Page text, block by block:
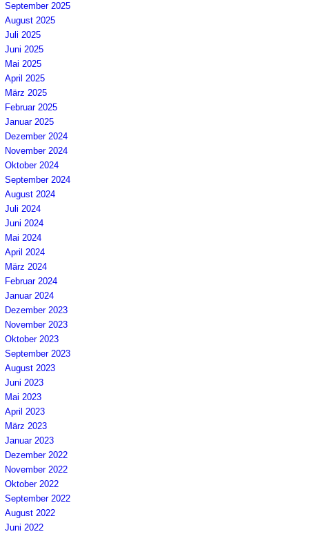
September 2025
August 2025
Juli 2025
Juni 2025
Mai 2025
April 2025
März 2025
Februar 2025
Januar 2025
Dezember 2024
November 2024
Oktober 2024
September 2024
August 2024
Juli 2024
Juni 2024
Mai 2024
April 2024
März 2024
Februar 2024
Januar 2024
Dezember 2023
November 2023
Oktober 2023
September 2023
August 2023
Juni 2023
Mai 2023
April 2023
März 2023
Januar 2023
Dezember 2022
November 2022
Oktober 2022
September 2022
August 2022
Juni 2022